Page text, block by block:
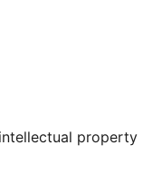
property